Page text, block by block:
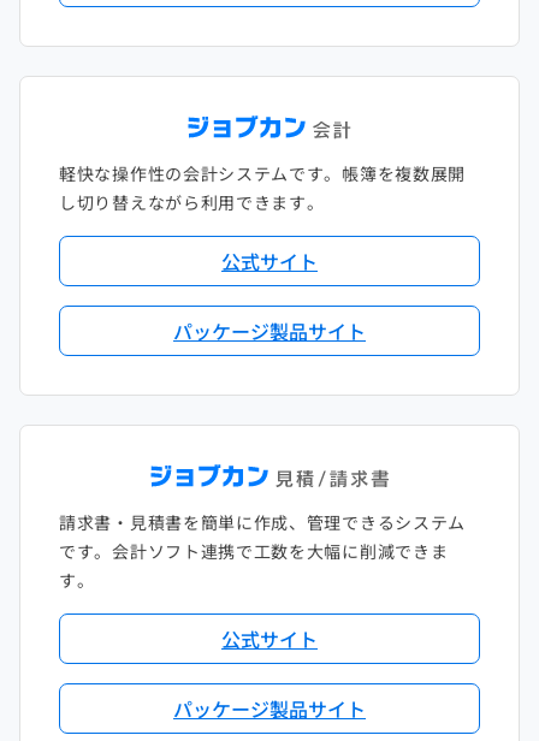
軽快な操作性の会計システムです。帳簿を複数展開
し切り替えながら利用できます。
公式サイト
パッケージ製品サイト
請求書・見積書を簡単に作成、管理できるシステム
です。会計ソフト連携で工数を大幅に削減できま
す。
公式サイト
パッケージ製品サイト